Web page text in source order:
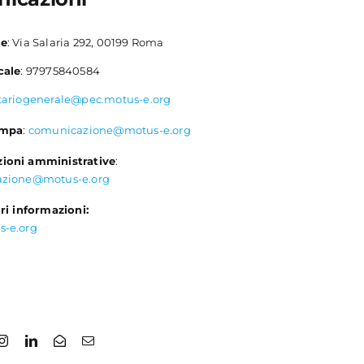
: Via Salaria 292, 00199 Roma
: 97975840584
e.org
: comunicazione@motus-e.org
amministrative:
e.org
informazioni:
e.org